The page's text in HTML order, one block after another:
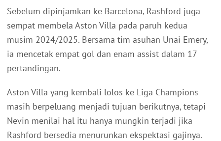
Sebelum dipinjamkan ke Barcelona, Rashford juga
sempat membela Aston Villa pada paruh kedua
musim 2024/2025. Bersama tim asuhan Unai Emery,
ia mencetak empat gol dan enam assist dalam 17
pertandingan.
Aston Villa yang kembali lolos ke Liga Champions
masih berpeluang menjadi tujuan berikutnya, tetapi
Nevin menilai hal itu hanya mungkin terjadi jika
Rashford bersedia menurunkan ekspektasi gajinya.